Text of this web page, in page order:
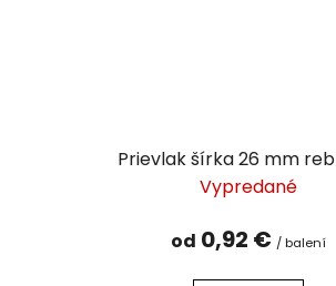
Prievlak šírka 26 mm
Vypredané
od 0,92 € / balení